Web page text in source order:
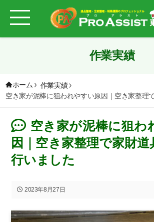
作業実績
ホーム
作業実績
空き家が泥棒に狙われやすい原因｜空き家整理
空き家が泥棒に狙わ
因｜空き家整理で家財道
行いました
2023年8月27日